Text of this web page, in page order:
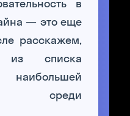
в
— это еще
расскажем,
из списка
среди